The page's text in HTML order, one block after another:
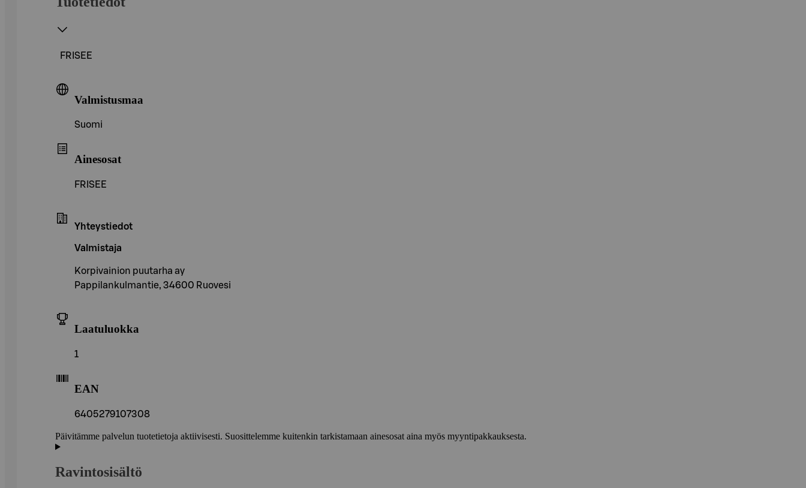
FRISEE
Valmistusmaa
Suomi
Ainesosat
FRISEE
Yhteystiedot
Valmistaja
Korpivainion puutarha ay
Pappilankulmantie, 34600 Ruovesi
Laatuluokka
1
EAN
6405279107308
Päivitämme palvelun tuotetietoja aktiivisesti. Suosittelemme kuitenkin tarkistamaan ainesosat aina myös myyntipakkauksesta.
Ravintosisältö